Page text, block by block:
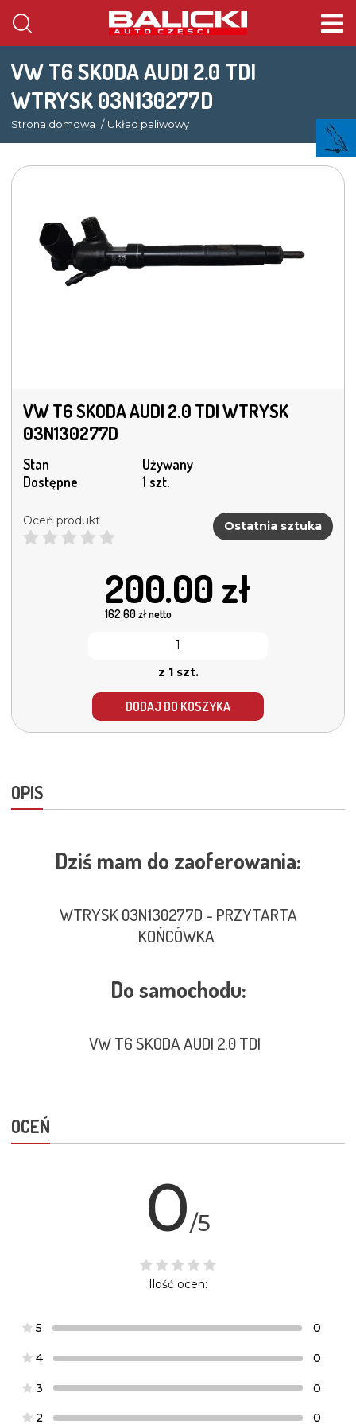
VW T6 SKODA AUDI 2.0 TDI
WTRYSK 03N130277D
Strona domowa Układ paliwowy
VW T6 SKODA AUDI 2.0 TDI WTRYSK
03N130277D
Stan
Używany
Dostępne
1 szt.
Oceń produkt Ostatnia sztuka
200.00 zł
162.60zł netto
z 1 szt.
DODAJ DO KOSZYKA
OPIS
Dziś mam do zaoferowania:
WTRYSK 03N130277D - PRZYTARTA
KOŃCÓWKA
Do samochodu:
VW T6 SKODA AUDI 2.0 TDI
OCEŃ
0/5
Ilość ocen:
5 0
4 0
3 0
2 0